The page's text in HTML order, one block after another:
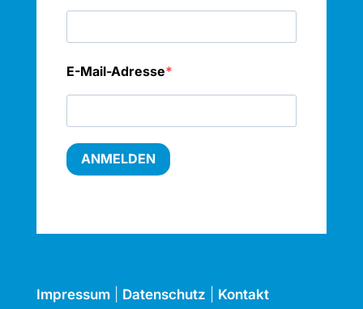
E-Mail-Adresse
ANMELDEN
Impressum| Datenschutz Kontakt